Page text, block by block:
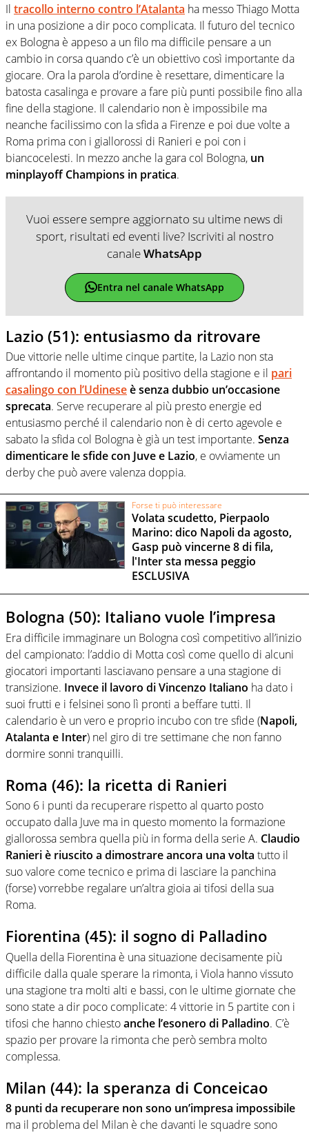
Il tracollo interno contro l’Atalanta ha messo Thiago Motta
in una posizione a dir poco complicata. Il futuro del tecnico
ex Bologna è appeso a un filo ma difficile pensare a un
cambio in corsa quando c’è un obiettivo così importante da
giocare. Ora la parola d’ordine è resettare, dimenticare la
batosta casalinga e provare a fare più punti possibile fino alla
fine della stagione. Il calendario non è impossibile ma
neanche facilissimo con la sfida a Firenze e poi due volte a
Roma prima con i giallorossi di Ranieri e poi con i
biancocelesti. In mezzo anche la gara col Bologna, un
minplayoff Champions in pratica.
Vuoi essere sempre aggiornato su ultime news di
sport, risultati ed eventi live? Iscriviti al nostro
canaleWhatsApp
Entra nel canale WhatsApp
Lazio (51): entusiasmo da ritrovare
Due vittorie nelle ultime cinque partite, la Lazio non sta
affrontando il momento più positivo della stagione e il pari
casalingo con l’Udineseè senza dubbio un’occasione
sprecata. Serve recuperare al più presto energie ed
entusiasmo perché il calendario non è di certo agevole e
sabato la sfida col Bologna è già un test importante. Senza
dimenticare le sfide con Juve e Lazio, e ovviamente un
derby che può avere valenza doppia.
Forse ti può interessare
Volata scudetto, Pierpaolo
Marino: dico Napoli da agosto,
Gasp può vincerne 8 di fila,
l'Inter sta messa peggio
ESCLUSIVA
Bologna (50): Italiano vuole l’impresa
Era difficile immaginare un Bologna così competitivo all’inizio
del campionato: l’addio di Motta così come quello di alcuni
giocatori importanti lasciavano pensare a una stagione di
transizione. Invece il lavoro di Vincenzo Italiano ha dato i
suoi frutti e i felsinei sono lì pronti a beffare tutti. Il
calendario è un vero e proprio incubo con tre sfide (Napoli,
Atalanta e Inter) nel giro di tre settimane che non fanno
dormire sonni tranquilli.
Roma (46): la ricetta di Ranieri
Sono 6 i punti da recuperare rispetto al quarto posto
occupato dalla Juve ma in questo momento la formazione
giallorossa sembra quella più in forma della serie A. Claudio
Ranieri è riuscito a dimostrare ancora una volta tutto il
suo valore come tecnico e prima di lasciare la panchina
(forse) vorrebbe regalare un’altra gioia ai tifosi della sua
Roma.
Fiorentina (45): il sogno di Palladino
Quella della Fiorentina è una situazione decisamente più
difficile dalla quale sperare la rimonta, i Viola hanno vissuto
una stagione tra molti alti e bassi, con le ultime giornate che
sono state a dir poco complicate: 4 vittorie in 5 partite con i
tifosi che hanno chiestoanche l’esonero di Palladino. C’è
spazio per provare la rimonta che però sembra molto
complessa.
Milan (44): la speranza di Conceicao
8 punti da recuperare non sono un’impresa impossibile
ma il problema del Milan è che davanti le squadre sono